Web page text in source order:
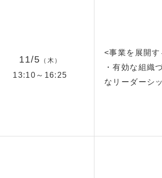
11/5 （木）
13:10～16:25
<事業を展開す
・有効な組織
なリーダーシ